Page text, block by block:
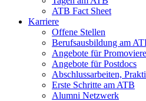
ATB Fact Sheet
Karriere
Offene Stellen
Berufsausbildung am
Angebote für
Angebote für Postdocs
Abschlussarbeiten,
Erste Schritte am ATB
Alumni Netzwerk